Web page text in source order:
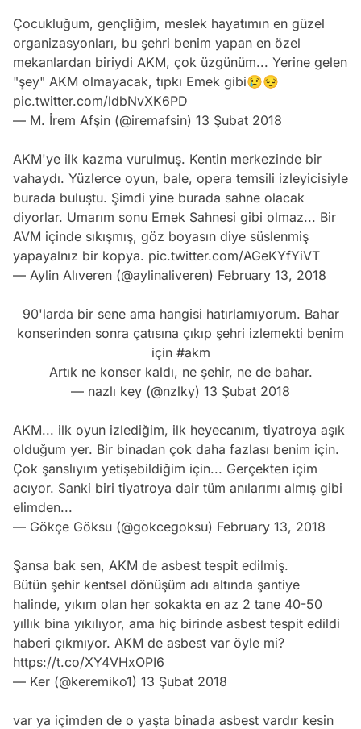
Çocukluğum, gençliğim, meslek hayatımın en güzel
organizasyonları, bu şehri benim yapan en özel
mekanlardan biriydi AKM, çok üzgünüm... Yerine gelen
"şey" AKM olmayacak, tıpkı Emek gibi😢😔
pic.twitter.com/ldbNvXK6PD
— M. İrem Afşin (@iremafsin) 13 Şubat 2018
AKM'ye ilk kazma vurulmuş. Kentin merkezinde bir
vahaydı. Yüzlerce oyun, bale, opera temsili izleyicisiyle
burada buluştu. Şimdi yine burada sahne olacak
diyorlar. Umarım sonu Emek Sahnesi gibi olmaz... Bir
AVM içinde sıkışmış, göz boyasın diye süslenmiş
yapayalnız bir kopya. pic.twitter.com/AGeKYfYiVT
— Aylin Alıveren (@aylinaliveren) February 13, 2018
90'larda bir sene ama hangisi hatırlamıyorum. Bahar
konserinden sonra çatısına çıkıp şehri izlemekti benim
için #akm
Artık ne konser kaldı, ne şehir, ne de bahar.
— nazlı key (@nzlky) 13 Şubat 2018
AKM... ilk oyun izlediğim, ilk heyecanım, tiyatroya aşık
olduğum yer. Bir binadan çok daha fazlası benim için.
Çok şanslıyım yetişebildiğim için... Gerçekten içim
acıyor. Sanki biri tiyatroya dair tüm anılarımı almış gibi
elimden...
— Gökçe Göksu (@gokcegoksu) February 13, 2018
Şansa bak sen, AKM de asbest tespit edilmiş.
Bütün şehir kentsel dönüşüm adı altında şantiye
halinde, yıkım olan her sokakta en az 2 tane 40-50
yıllık bina yıkılıyor, ama hiç birinde asbest tespit edildi
haberi çıkmıyor. AKM de asbest var öyle mi?
https://t.co/XY4VHxOPI6
— Ker (@keremiko1) 13 Şubat 2018
var ya içimden de o yaşta binada asbest vardır kesin